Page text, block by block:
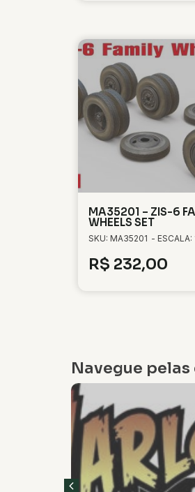
MA35201 – ZIS-6
WHEELS SET
SKU: MA35201 - ESCALA:
R$ 232,00
Navegue